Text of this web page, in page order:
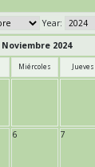
Year:
Noviembre 2024
Miércoles Jueves
6 7